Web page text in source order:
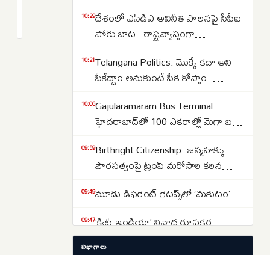
10:29దేశంలో ఎన్‌డిఎ అవినీతి పాలనపై సీపీఐ
పోరు బాట.. రాష్ట్రవ్యాప్తంగా
10:21Telangana Politics: మొక్కే కదా అని
పీకేద్దాం అనుకుంటే పీక కోస్తాం..
సాంబశివరావు స్ట్రాంగ్ వార్నింగ్..
10:06Gajularamaram Bus Terminal:
హైదరాబాద్‌లో 100 ఎకరాల్లో మెగా బస్
ప్రకటన
09:59Birthright Citizenship: జన్మహక్కు
పౌరసత్వంపై ట్రంప్ మరోసారి కఠిన
09:49మూడు డిఫరెంట్‌ గెటప్స్‌లో ‘మకుటం’
09:47‘క్విట్‌ ఇండియా’ నినాద రూపకర్త:
యూసఫ్‌ మెహర్‌ అలీ
విభాగాలు